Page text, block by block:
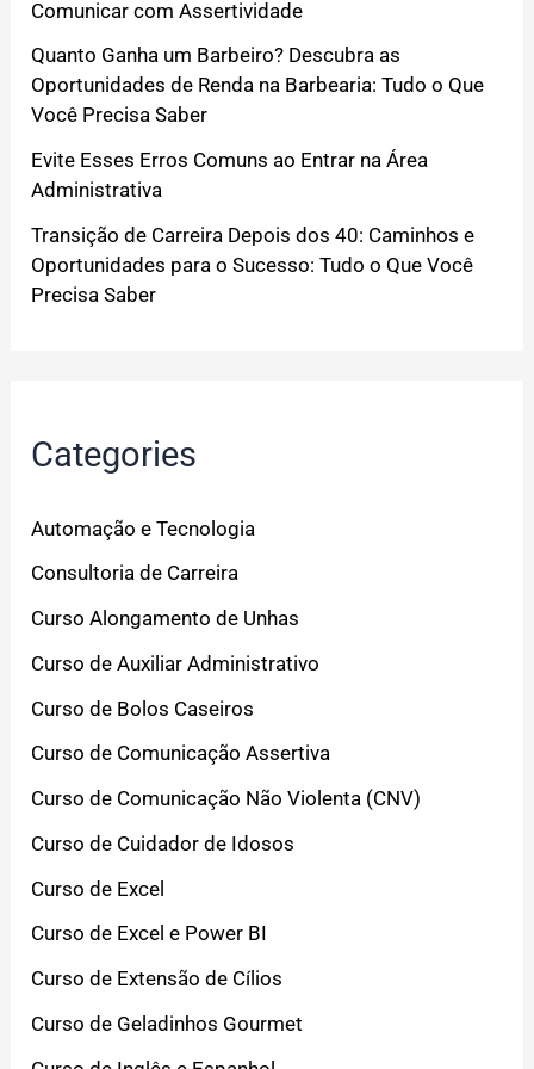
Comunicar com Assertividade
Quanto Ganha um Barbeiro? Descubra as
Oportunidades de Renda na Barbearia: Tudo o Que
Você Precisa Saber
Evite Esses Erros Comuns ao Entrar na Área
Administrativa
Transição de Carreira Depois dos 40: Caminhos e
Oportunidades para o Sucesso: Tudo o Que Você
Precisa Saber
Categories
Automação e Tecnologia
Consultoria de Carreira
Curso Alongamento de Unhas
Curso de Auxiliar Administrativo
Curso de Bolos Caseiros
Curso de Comunicação Assertiva
Curso de Comunicação Não Violenta (CNV)
Curso de Cuidador de Idosos
Curso de Excel
Curso de Excel e Power BI
Curso de Extensão de Cílios
Curso de Geladinhos Gourmet